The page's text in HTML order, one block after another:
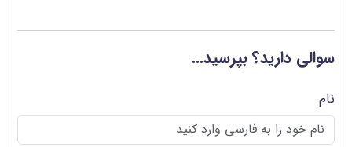
سوالی دارید؟ بپرسید...
نام